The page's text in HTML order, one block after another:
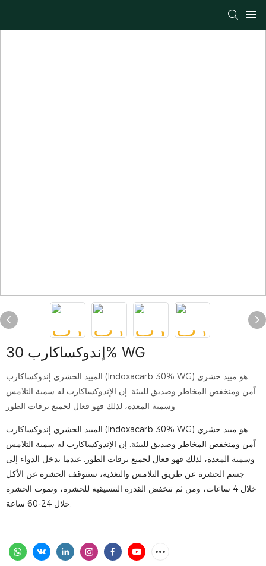
إندوكساكارب 30% WG
المبيد الحشري إندوكساكارب (Indoxacarb 30% WG) هو مبيد حشري
آمن ومنخفض المخاطر وصديق للبيئة. إن الإندوكساكارب له سمية التلامس
وسمية المعدة، لذلك فهو فعال لجميع يرقات الطور
المبيد الحشري إندوكساكارب (Indoxacarb 30% WG) هو مبيد حشري
آمن ومنخفض المخاطر وصديق للبيئة. إن الإندوكساكارب له سمية التلامس
وسمية المعدة، لذلك فهو فعال لجميع يرقات الطور. عندما يدخل الدواء إلى
جسم الحشرة عن طريق التلامس والتغذية، ستتوقف الحشرة عن الأكل
خلال 4 ساعات، ومن ثم تنخفض القدرة التنسيقية للحشرة، وتموت الحشرة
خلال 24-60 ساعة.